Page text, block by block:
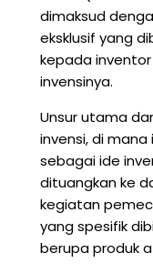
dimaksud
eksklusif yang
kepada
invensinya.
Unsur utama
invensi, di
sebagai ide
dituangkan ke
kegiatan
yang spesifik
berupa produk